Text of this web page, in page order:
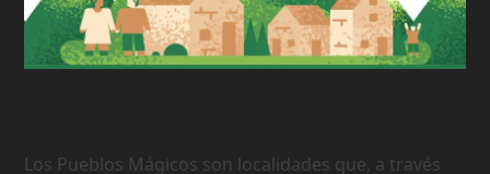
Los Pueblos Mágicos son localidades que, a través